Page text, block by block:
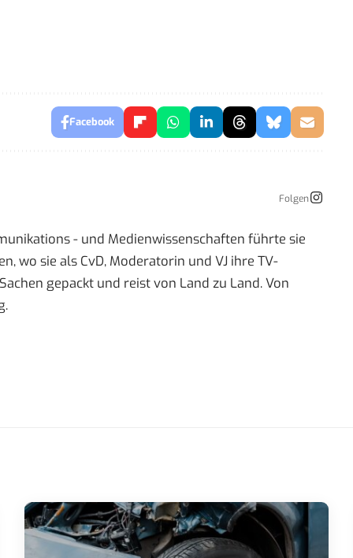
Facebook
Folgen
- und Medienwissenschaften führte sie
wo sie als CvD, Moderatorin und VJ ihre TV-
gepackt und reist von Land zu Land. Von